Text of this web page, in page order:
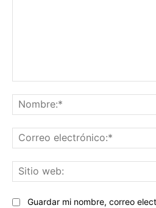
Guardar mi nombre, correo